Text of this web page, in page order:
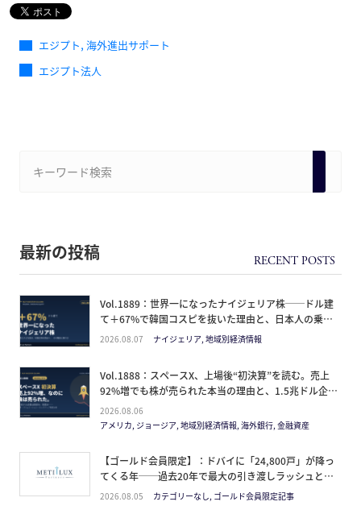
エジプト, 海外進出サポート
エジプト法人
最新の投稿
Vol.1889：世界一になったナイジェリア株──ドル建
て＋67%で韓国コスピを抜いた理由と、日本人の乗り
方
2026.08.07 ナイジェリア, 地域別経済情報
Vol.1888：スペースX、上場後“初決算”を読む。売上
92%増でも株が売られた本当の理由と、1.5兆ドル企業
の買い方。
2026.08.06
アメリカ, ジョージア, 地域別経済情報, 海外銀行, 金融資産
【ゴールド会員限定】：ドバイに「24,800戸」が降っ
てくる年──過去20年で最大の引き渡しラッシュと、
ミサイルが崩した“安全神話”。2027年の供給ピーク
2026.08.05 カテゴリーなし, ゴールド会員限定記事